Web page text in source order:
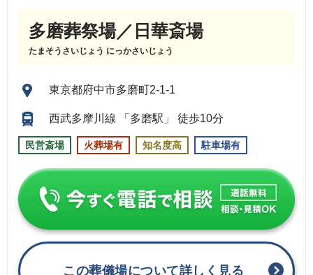
多磨葬祭場／日華斎場
たまそうさいじょう にっかさいじょう
東京都府中市多磨町2-1-1
西武多摩川線 「多磨駅」 徒歩10分
民営斎場 火葬場有 知名度高 駐車場有
この葬儀場について詳しく見る